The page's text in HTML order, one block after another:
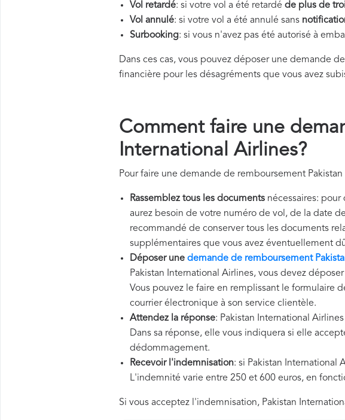
Vol retardé: si votre vol a été retardé de plus de
Vol annulé: si votre vol a été annulé sans
Surbooking: si vous n'avez pas été autorisé à
Dans ces cas, vous pouvez déposer une demande de
financière pour les désagréments que vous avez
Comment faire une
International Airlines?
Pour faire une demande de remboursement
Rassemblez tous les documents nécessaires:
aurez besoin de votre numéro de vol, de la date
recommandé de conserver tous les documents
supplémentaires que vous avez éventuellement
Déposer une demande de remboursement
Pakistan International Airlines, vous devez
Vous pouvez le faire en remplissant le formulaire
courrier électronique à son service clientèle.
Attendez la réponse: Pakistan International
Dans sa réponse, elle vous indiquera si elle
dédommagement.
Recevoir l'indemnisation: si Pakistan International
L'indemnité varie entre 250 et 600 euros, en
Si vous acceptez l'indemnisation, Pakistan